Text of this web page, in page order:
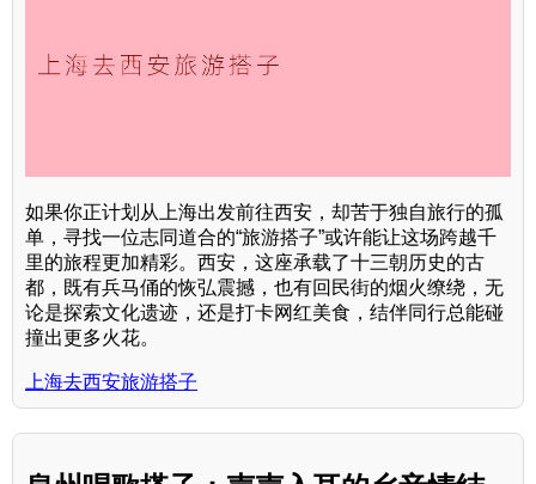
如果你正计划从上海出发前往西安，却苦于独自旅行的孤
单，寻找一位志同道合的“旅游搭子”或许能让这场跨越千
里的旅程更加精彩。西安，这座承载了十三朝历史的古
都，既有兵马俑的恢弘震撼，也有回民街的烟火缭绕，无
论是探索文化遗迹，还是打卡网红美食，结伴同行总能碰
撞出更多火花。
上海去西安旅游搭子